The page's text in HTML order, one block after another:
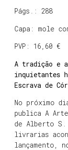
Págs.: 288
Capa: mole
PVP: 16,60 €
A tradição e
inquietantes
Escrava de
No próximo
publica A
de Alberto S.
livrarias
lançamento,